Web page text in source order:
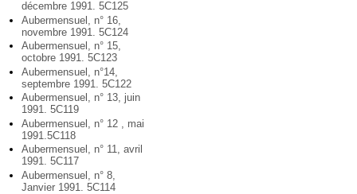
décembre 1991. 5C125
Aubermensuel, n° 16,
novembre 1991. 5C124
Aubermensuel, n° 15,
octobre 1991. 5C123
Aubermensuel, n°14,
septembre 1991. 5C122
Aubermensuel, n° 13, juin
1991. 5C119
Aubermensuel, n° 12 , mai
1991.5C118
Aubermensuel, n° 11, avril
1991. 5C117
Aubermensuel, n° 8,
Janvier 1991. 5C114